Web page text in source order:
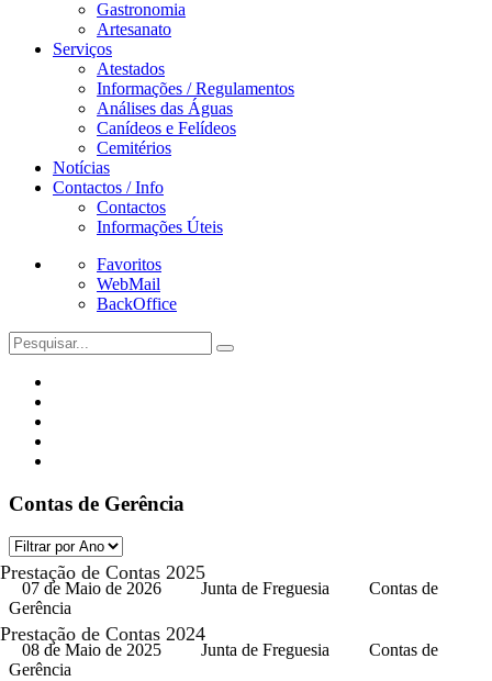
Gastronomia
Artesanato
Serviços
Atestados
Informações / Regulamentos
Análises das Águas
Canídeos e Felídeos
Cemitérios
Notícias
Contactos / Info
Contactos
Informações Úteis
Favoritos
WebMail
BackOffice
Contas de Gerência
Prestação de Contas 2025
07 de Maio de 2026 Junta de Freguesia
Contas de
Gerência
Prestação de Contas 2024
08 de Maio de 2025 Junta de Freguesia
Contas de
Gerência